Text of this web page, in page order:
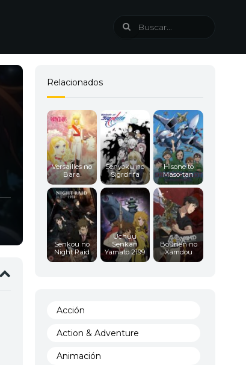
Relacionados
Versailles no
Bara
Senyoku no
Sigrdrifa
Hisone to
Maso-tan
Senkou no
Night Raid
Uchuu
Senkan
Yamato 2199
Bounen no
Xamdou
Acción
Action & Adventure
Animación